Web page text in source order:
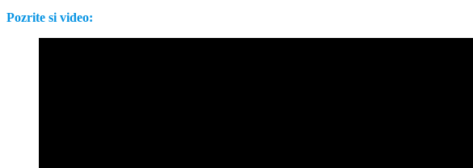
Pozrite si video: